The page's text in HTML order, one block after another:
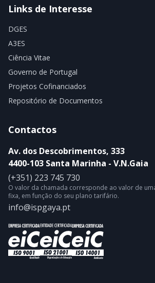
Links de Interesse
DGES
A3ES
Ciência Vitae
Governo de Portugal
Projetos Cofinanciados
Repositório de Documentos
Contactos
Av. dos Descobrimentos, 333
4400-103 Santa Marinha - V.N.Gaia
(+351) 223 745 730
O valor da chamada corresponde ao valor de
fixa, em função do seu plano tarifário.
info@ispgaya.pt